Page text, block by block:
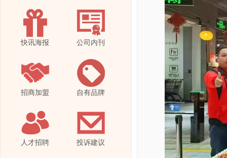
快讯海报 公司内刊
招商加盟 自有品牌
人才招聘 投诉建议